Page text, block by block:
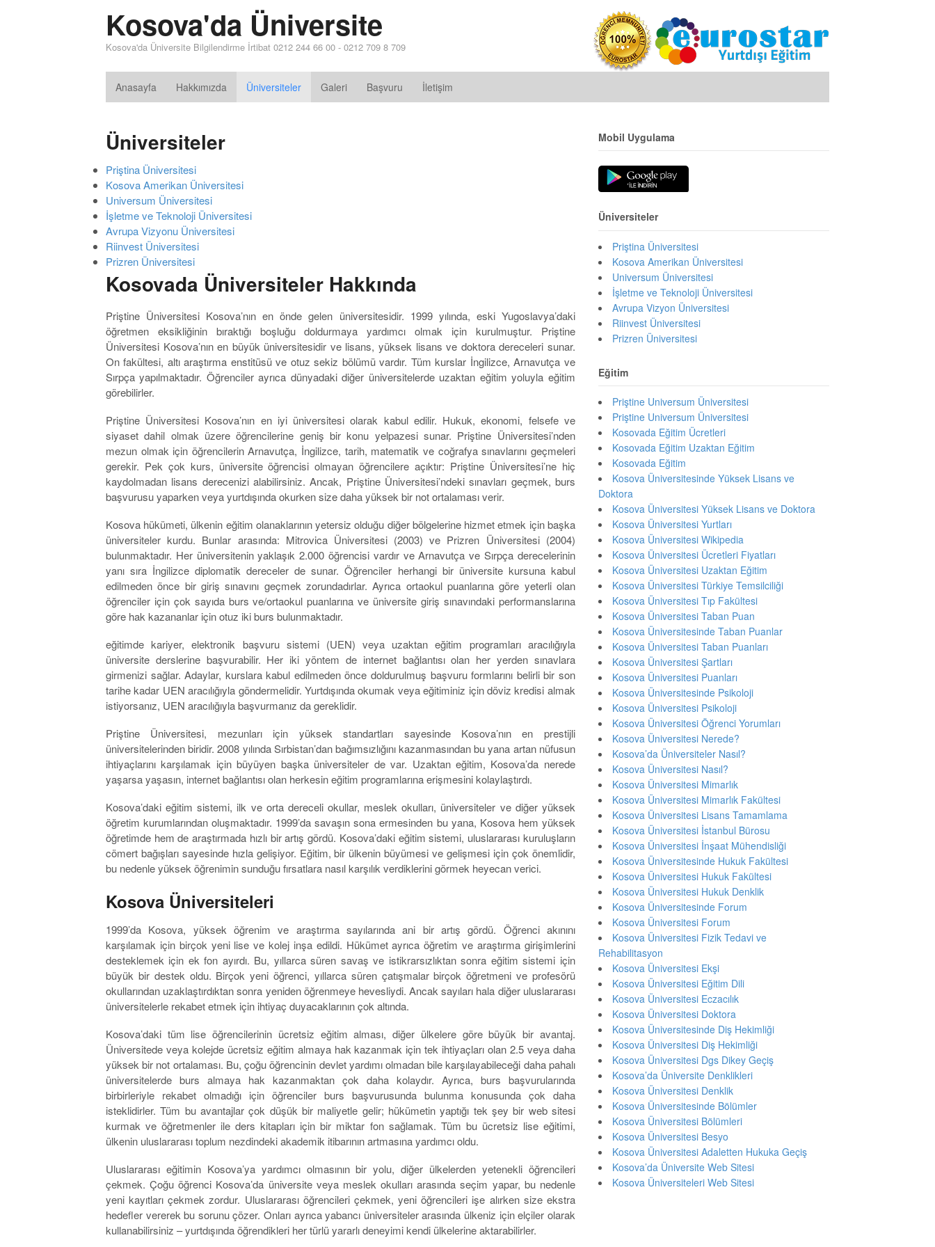
Kosova'da Üniversite
Kosova'da Üniversite Bilgilendirme İrtibat 0212 244 66 00 - 0212 709 8 709
Anasayfa Hakkımızda Üniversiteler Galeri Başvuru İletişim
Üniversiteler
Priştina Üniversitesi
Kosova Amerikan Üniversitesi
Universum Üniversitesi
İşletme ve Teknoloji Üniversitesi
Avrupa Vizyonu Üniversitesi
Riinvest Üniversitesi
Prizren Üniversitesi
Kosovada Üniversiteler Hakkında
Priştine Üniversitesi Kosova’nın en önde gelen üniversitesidir. 1999 yılında, eski Yugoslavya’daki
öğretmen eksikliğinin bıraktığı boşluğu doldurmaya yardımcı olmak için kurulmuştur. Priştine
Üniversitesi Kosova’nın en büyük üniversitesidir ve lisans, yüksek lisans ve doktora dereceleri sunar.
On fakültesi, altı araştırma enstitüsü ve otuz sekiz bölümü vardır. Tüm kurslar İngilizce, Arnavutça ve
Sırpça yapılmaktadır. Öğrenciler ayrıca dünyadaki diğer üniversitelerde uzaktan eğitim yoluyla eğitim
görebilirler.
Priştine Üniversitesi Kosova’nın en iyi üniversitesi olarak kabul edilir. Hukuk, ekonomi, felsefe ve
siyaset dahil olmak üzere öğrencilerine geniş bir konu yelpazesi sunar. Priştine Üniversitesi’nden
mezun olmak için öğrencilerin Arnavutça, İngilizce, tarih, matematik ve coğrafya sınavlarını geçmeleri
gerekir. Pek çok kurs, üniversite öğrencisi olmayan öğrencilere açıktır: Priştine Üniversitesi’ne hiç
kaydolmadan lisans derecenizi alabilirsiniz. Ancak, Priştine Üniversitesi’ndeki sınavları geçmek, burs
başvurusu yaparken veya yurtdışında okurken size daha yüksek bir not ortalaması verir.
Kosova hükümeti, ülkenin eğitim olanaklarının yetersiz olduğu diğer bölgelerine hizmet etmek için başka
üniversiteler kurdu. Bunlar arasında: Mitrovica Üniversitesi (2003) ve Prizren Üniversitesi (2004)
bulunmaktadır. Her üniversitenin yaklaşık 2.000 öğrencisi vardır ve Arnavutça ve Sırpça derecelerinin
yanı sıra İngilizce diplomatik dereceler de sunar. Öğrenciler herhangi bir üniversite kursuna kabul
edilmeden önce bir giriş sınavını geçmek zorundadırlar. Ayrıca ortaokul puanlarına göre yeterli olan
öğrenciler için çok sayıda burs ve/ortaokul puanlarına ve üniversite giriş sınavındaki performanslarına
göre hak kazananlar için otuz iki burs bulunmaktadır.
eğitimde kariyer, elektronik başvuru sistemi (UEN) veya uzaktan eğitim programları aracılığıyla
üniversite derslerine başvurabilir. Her iki yöntem de internet bağlantısı olan her yerden sınavlara
girmenizi sağlar. Adaylar, kurslara kabul edilmeden önce doldurulmuş başvuru formlarını belirli bir son
tarihe kadar UEN aracılığıyla göndermelidir. Yurtdışında okumak veya eğitiminiz için döviz kredisi almak
istiyorsanız, UEN aracılığıyla başvurmanız da gereklidir.
Priştine Üniversitesi, mezunları için yüksek standartları sayesinde Kosova’nın en prestijli
üniversitelerinden biridir. 2008 yılında Sırbistan’dan bağımsızlığını kazanmasından bu yana artan nüfusun
ihtiyaçlarını karşılamak için büyüyen başka üniversiteler de var. Uzaktan eğitim, Kosova’da nerede
yaşarsa yaşasın, internet bağlantısı olan herkesin eğitim programlarına erişmesini kolaylaştırdı.
Kosova’daki eğitim sistemi, ilk ve orta dereceli okullar, meslek okulları, üniversiteler ve diğer yüksek
öğretim kurumlarından oluşmaktadır. 1999’da savaşın sona ermesinden bu yana, Kosova hem yüksek
öğretimde hem de araştırmada hızlı bir artış gördü. Kosova’daki eğitim sistemi, uluslararası kuruluşların
cömert bağışları sayesinde hızla gelişiyor. Eğitim, bir ülkenin büyümesi ve gelişmesi için çok önemlidir,
bu nedenle yüksek öğrenimin sunduğu fırsatlara nasıl karşılık verdiklerini görmek heyecan verici.
Kosova Üniversiteleri
1999’da Kosova, yüksek öğrenim ve araştırma sayılarında ani bir artış gördü. Öğrenci akınını
karşılamak için birçok yeni lise ve kolej inşa edildi. Hükümet ayrıca öğretim ve araştırma girişimlerini
desteklemek için ek fon ayırdı. Bu, yıllarca süren savaş ve istikrarsızlıktan sonra eğitim sistemi için
büyük bir destek oldu. Birçok yeni öğrenci, yıllarca süren çatışmalar birçok öğretmeni ve profesörü
okullarından uzaklaştırdıktan sonra yeniden öğrenmeye hevesliydi. Ancak sayıları hala diğer uluslararası
üniversitelerle rekabet etmek için ihtiyaç duyacaklarının çok altında.
Kosova’daki tüm lise öğrencilerinin ücretsiz eğitim alması, diğer ülkelere göre büyük bir avantaj.
Üniversitede veya kolejde ücretsiz eğitim almaya hak kazanmak için tek ihtiyaçları olan 2.5 veya daha
yüksek bir not ortalaması. Bu, çoğu öğrencinin devlet yardımı olmadan bile karşılayabileceği daha pahalı
üniversitelerde burs almaya hak kazanmaktan çok daha kolaydır. Ayrıca, burs başvurularında
birbirleriyle rekabet olmadığı için öğrenciler burs başvurusunda bulunma konusunda çok daha
isteklidirler. Tüm bu avantajlar çok düşük bir maliyetle gelir; hükümetin yaptığı tek şey bir web sitesi
kurmak ve öğretmenler ile ders kitapları için bir miktar fon sağlamak. Tüm bu ücretsiz lise eğitimi,
ülkenin uluslararası toplum nezdindeki akademik itibarının artmasına yardımcı oldu.
Uluslararası eğitimin Kosova’ya yardımcı olmasının bir yolu, diğer ülkelerden yetenekli öğrencileri
çekmek. Çoğu öğrenci Kosova’da üniversite veya meslek okulları arasında seçim yapar, bu nedenle
yeni kayıtları çekmek zordur. Uluslararası öğrencileri çekmek, yeni öğrencileri işe alırken size ekstra
hedefler vererek bu sorunu çözer. Onları ayrıca yabancı üniversiteler arasında ülkeniz için elçiler olarak
kullanabilirsiniz – yurtdışında öğrendikleri her türlü yararlı deneyimi kendi ülkelerine aktarabilirler.
Mobil Uygulama
Üniversiteler
Priştina Üniversitesi
Kosova Amerikan Üniversitesi
Universum Üniversitesi
İşletme ve Teknoloji Üniversitesi
Avrupa Vizyon Üniversitesi
Riinvest Üniversitesi
Prizren Üniversitesi
Eğitim
Priştine Universum Üniversitesi
Priştine Universum Üniversitesi
Kosovada Eğitim Ücretleri
Kosovada Eğitim Uzaktan Eğitim
Kosovada Eğitim
Kosova Üniversitesinde Yüksek Lisans ve
Doktora
Kosova Üniversitesi Yüksek Lisans ve Doktora
Kosova Üniversitesi Yurtları
Kosova Üniversitesi Wikipedia
Kosova Üniversitesi Ücretleri Fiyatları
Kosova Üniversitesi Uzaktan Eğitim
Kosova Üniversitesi Türkiye Temsilciliği
Kosova Üniversitesi Tıp Fakültesi
Kosova Üniversitesi Taban Puan
Kosova Üniversitesinde Taban Puanlar
Kosova Üniversitesi Taban Puanları
Kosova Üniversitesi Şartları
Kosova Üniversitesi Puanları
Kosova Üniversitesinde Psikoloji
Kosova Üniversitesi Psikoloji
Kosova Üniversitesi Öğrenci Yorumları
Kosova Üniversitesi Nerede?
Kosova’da Üniversiteler Nasıl?
Kosova Üniversitesi Nasıl?
Kosova Üniversitesi Mimarlık
Kosova Üniversitesi Mimarlık Fakültesi
Kosova Üniversitesi Lisans Tamamlama
Kosova Üniversitesi İstanbul Bürosu
Kosova Üniversitesi İnşaat Mühendisliği
Kosova Üniversitesinde Hukuk Fakültesi
Kosova Üniversitesi Hukuk Fakültesi
Kosova Üniversitesi Hukuk Denklik
Kosova Üniversitesinde Forum
Kosova Üniversitesi Forum
Kosova Üniversitesi Fizik Tedavi ve
Rehabilitasyon
Kosova Üniversitesi Ekşi
Kosova Üniversitesi Eğitim Dili
Kosova Üniversitesi Eczacılık
Kosova Üniversitesi Doktora
Kosova Üniversitesinde Diş Hekimliği
Kosova Üniversitesi Diş Hekimliği
Kosova Üniversitesi Dgs Dikey Geçiş
Kosova’da Üniversite Denklikleri
Kosova Üniversitesi Denklik
Kosova Üniversitesinde Bölümler
Kosova Üniversitesi Bölümleri
Kosova Üniversitesi Besyo
Kosova Üniversitesi Adaletten Hukuka Geçiş
Kosova’da Üniversite Web Sitesi
Kosova Üniversiteleri Web Sitesi